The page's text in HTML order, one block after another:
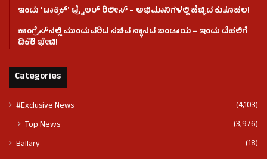
ಇಂದು ʻಟಾಕ್ಸಿಕ್ʼ ಟ್ರೈಲರ್ ರಿಲೀಸ್‌ – ಅಭಿಮಾನಿಗಳಲ್ಲಿ ಹೆಚ್ಚಿದ ಕುತೂಹಲ!
ಕಾಂಗ್ರೆಸ್​ನಲ್ಲಿ ಮುಂದುವರಿದ ಸಚಿವ ಸ್ಥಾನದ ಬಂಡಾಯ – ಇಂದು ದೆಹಲಿಗೆ
ಡಿಕೆಶಿ ಭೇಟಿ!
Categories
#Exclusive News (4,103)
Top News (3,976)
Ballary
(18)